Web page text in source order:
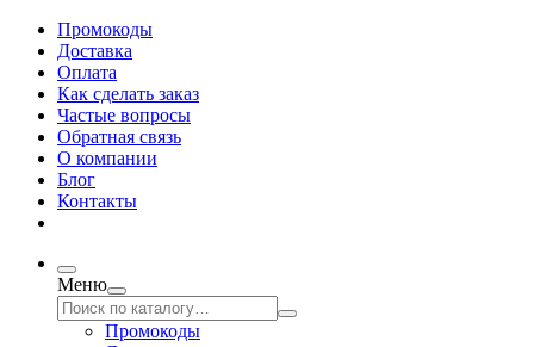
Промокоды
Доставка
Оплата
Как сделать заказ
Частые вопросы
Обратная связь
О компании
Блог
Контакты
Меню
Промокоды